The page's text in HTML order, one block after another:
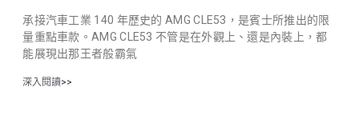
承接汽車工業 140 年歷史的 AMG CLE53，是賓士所推出的限
量重點車款。AMG CLE53 不管是在外觀上、還是內裝上，都
能展現出那王者般霸氣
深入閱讀>>